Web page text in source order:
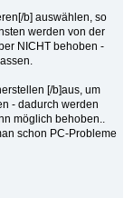
b] auswählen, so
werden von der
NICHT behoben -
[/b]aus, um
- dadurch werden
möglich behoben..
schon PC-Probleme